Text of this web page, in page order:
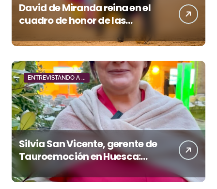
David de Miranda reina en el
cuadro de honor de las
Colombinas 2026
ENTREVISTANDO A ...
Silvia San Vicente, gerente de
Tauroemoción en Huesca:
«Todas las figuras del toreo
quieren venir a esta feria»